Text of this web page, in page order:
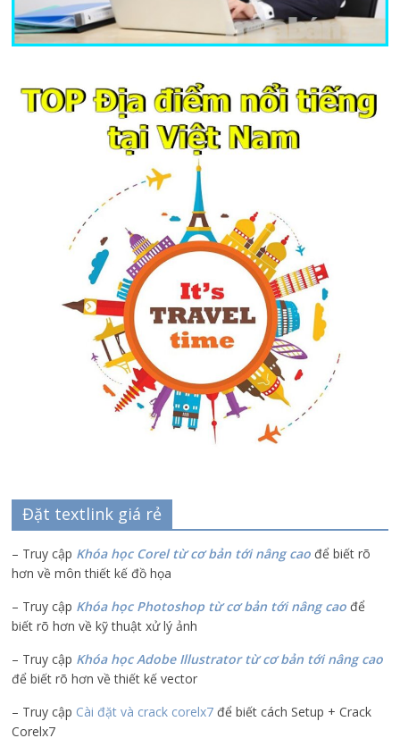
Đặt textlink giá rẻ
– Truy cập Khóa học Corel từ cơ bản tới nâng cao để biết rõ
hơn về môn thiết kế đồ họa
– Truy cập Khóa học Photoshop từ cơ bản tới nâng cao để
biết rõ hơn về kỹ thuật xử lý ảnh
– Truy cập Khóa học Adobe Illustratortừ cơ bản tới nâng cao
để biết rõ hơn về thiết kế vector
– Truy cập Cài đặt và crack corelx7 để biết cách Setup + Crack
Corelx7